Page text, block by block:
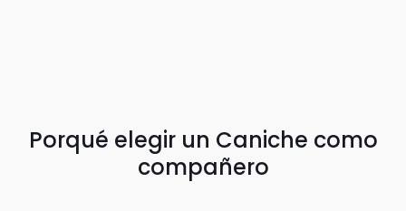
Porqué elegir un Caniche como
compañero